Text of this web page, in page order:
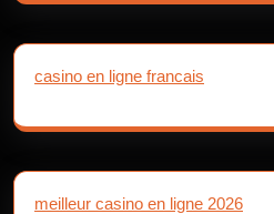
casino en ligne francais
meilleur casino en ligne 2026